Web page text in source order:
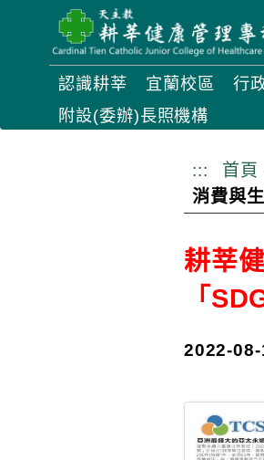
認識耕莘 宜蘭校區 行
附設(委辦)長照機構
::: 首頁
消費與
耕莘
「
2022-